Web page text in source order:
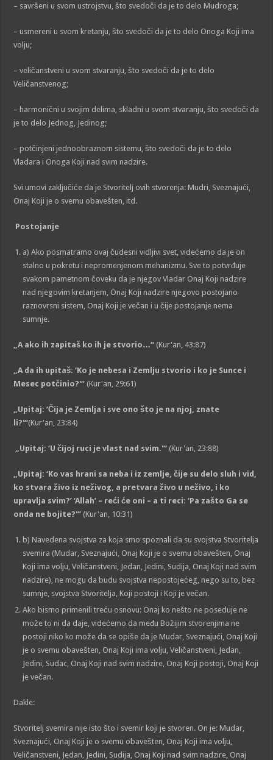
– savršeni u svom ustrojstvu, što svedoči da je to delo Mudroga;
– usmereni u svom kretanju, što svedoči da je to delo Onoga Koji ima
volju;
– veličanstveni u svom stvaranju, što svedoči da je to delo
Veličanstvenog;
– harmonični u svojim delima, skladni u svom stvaranju, što svedoči da
je to delo Jednog, Jedinog;
– potčinjeni jednoobraznom sistemu, što svedoči da je to delo
Vladara i Onoga Koji nad svim nadzire.
Svi umovi zaključiće da je Stvoritelj ovih stvorenja: Mudri, Sveznajući,
Onaj Koji je o svemu obavešten, itd.
Postojanje
a) Ako posmatramo ovaj čudesni vidljivi svet, videćemo da je on
stalno u pokretu i nepromenjenom mehanizmu. Sve to potvrđuje
svakom pametnom čoveku da je njegov Vladar Onaj Koji nadzire
nad njegovim kretanjem, Onaj Koji nadzire njegovo postojano
raznovrsni sistem, Onaj Koji je večan i u čije postojanje nema
sumnje.
„A ako ih zapitaš ko ih je stvorio…“ (Kur'an, 43:87)
„A da ih upitaš: ‘Ko je nebesa i Zemlju stvorio i ko je Sunce i
Mesec potčinio?'“ (Kur'an, 29:61)
„Upitaj: ‘Čija je Zemlja i sve ono što je na njoj, znate
li?'“(Kur'an, 23:84)
„Upitaj: ‘U čijoj ruci je vlast nad svim.'“ (Kur'an, 23:88)
„Upitaj: ‘Ko vas hrani sa neba i iz zemlje, čije su delo sluh i vid,
ko stvara živo iz neživog, a pretvara živo u neživo, i ko
upravlja svim?’ ‘Allah’ – reći će oni – a ti reci: ‘Pa zašto Ga se
onda ne bojite?'“ (Kur'an, 10:31)
b) Navedena svojstva za koja smo spoznali da su svojstva Stvoritelja
svemira (Mudar, Sveznajući, Onaj Koji je o svemu obavešten, Onaj
Koji ima volju, Veličanstveni, Jedan, Jedini, Sudija, Onaj Koji nad svim
nadzire), ne mogu da budu svojstva nepostojećeg, nego su to, bez
sumnje, svojstva Stvoritelja, Koji postoji i Koji je večan.
Ako bismo primenili treću osnovu: Onaj ko nešto ne poseduje ne
može to ni da daje, videćemo da među Božijim stvorenjima ne
postoji niko ko može da se opiše da je Mudar, Sveznajući, Onaj Koji
je o svemu obavešten, Onaj Koji ima volju, Veličanstveni, Jedan,
Jedini, Sudac, Onaj Koji nad svim nadzire, Onaj Koji postoji, Onaj Koji
je večan.
Dakle:
Stvoritelj svemira nije isto što i svemir koji je stvoren. On je: Mudar,
Sveznajući, Onaj Koji je o svemu obavešten, Onaj Koji ima volju,
Veličanstveni, Jedan, Jedini, Sudija, Onaj Koji nad svim nadzire, Onaj